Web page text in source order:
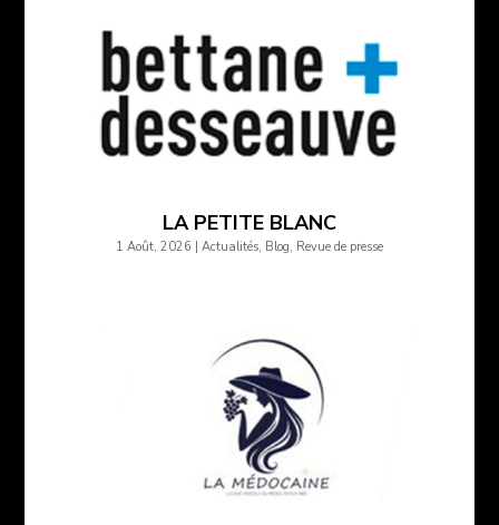
LA PETITE BLANC
1 Août, 2026 | Actualités, Blog, Revue de presse